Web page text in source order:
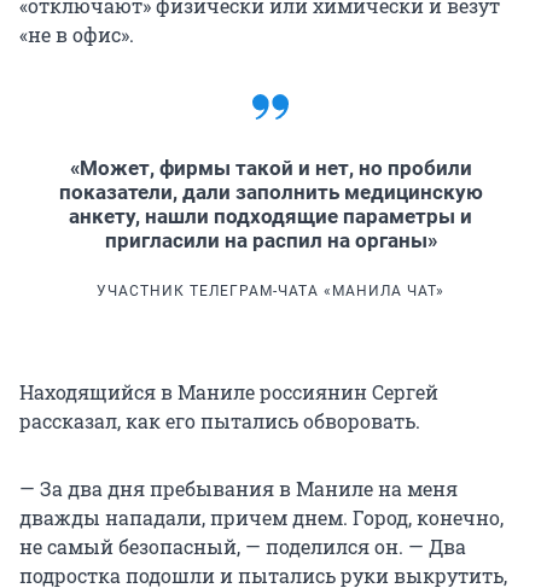
«отключают» физически или химически и везут
«не в офис».
«Может, фирмы такой и нет, но пробили
показатели, дали заполнить медицинскую
анкету, нашли подходящие параметры и
пригласили на распил на органы»
УЧАСТНИК ТЕЛЕГРАМ-ЧАТА «МАНИЛА ЧАТ»
Находящийся в Маниле россиянин Сергей
рассказал, как его пытались обворовать.
— За два дня пребывания в Маниле на меня
дважды нападали, причем днем. Город, конечно,
не самый безопасный, — поделился он. — Два
подростка подошли и пытались руки выкрутить,